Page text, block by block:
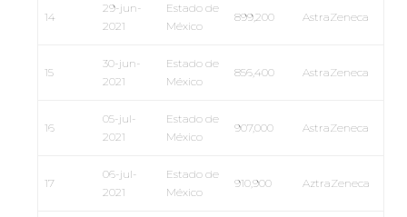
14
29-jun-
2021
Estado de
México
899,200 AstraZeneca
15
30-jun-
2021
Estado de
México
856,400 AstraZeneca
16
05-jul-
2021
Estado de
México
907,000 AstraZeneca
17
06-jul-
2021
Estado de
México
910,900 AztraZeneca